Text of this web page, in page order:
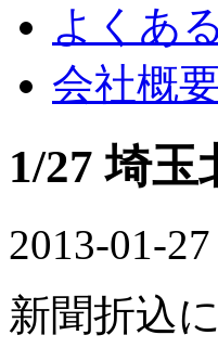
よくあ
会社概
1/27 埼
2013-01-27
新聞折込